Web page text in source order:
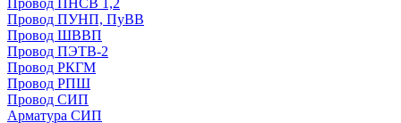
Провод ПНСВ 1,2
Провод ПУНП, ПуВВ
Провод ШВВП
Провод ПЭТВ-2
Провод РКГМ
Провод РПШ
Провод СИП
Арматура СИП